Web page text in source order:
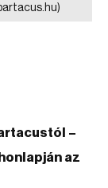
–
az